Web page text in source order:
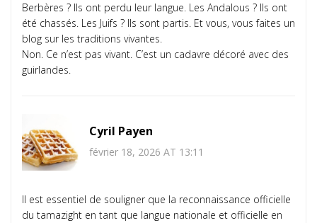
Berbères ? Ils ont perdu leur langue. Les Andalous ? Ils ont
été chassés. Les Juifs ? Ils sont partis. Et vous, vous faites un
blog sur les traditions vivantes.
Non. Ce n’est pas vivant. C’est un cadavre décoré avec des
guirlandes.
Cyril Payen
février 18, 2026 AT 13:11
Il est essentiel de souligner que la reconnaissance officielle
du tamazight en tant que langue nationale et officielle en